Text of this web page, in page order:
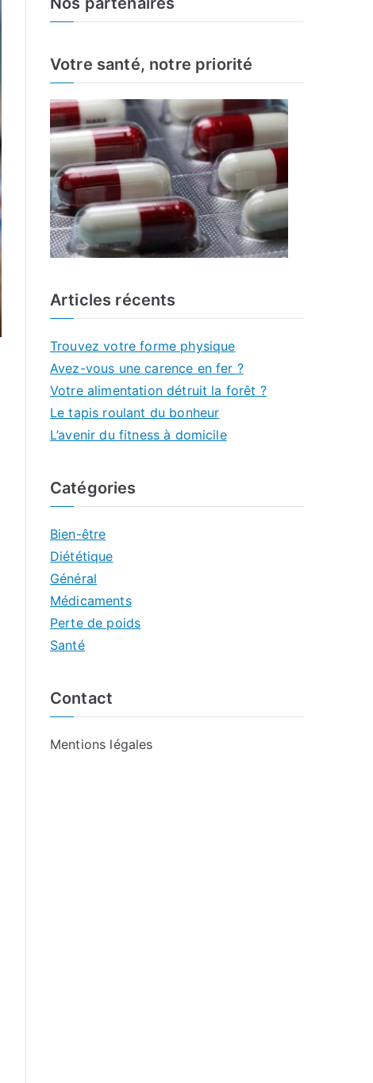
f
Votre santé, notre priorité
Articles récents
Trouvez votre forme physique
Avez-vous une carence en fer ?
Votre alimentation détruit la forêt ?
Le tapis roulant du bonheur
L’avenir du fitness à domicile
Catégories
Bien-être
Diététique
Général
Médicaments
Perte de poids
Santé
Contact
Mentions légales